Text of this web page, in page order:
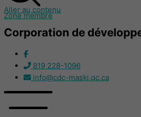
Aller au contenu
Zone membre
Corporation de
819 228-1096
info@cdc-maski.qc.ca